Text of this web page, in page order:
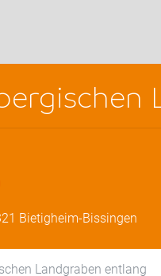
Bietigheim-Bissingen
Landgraben entlang